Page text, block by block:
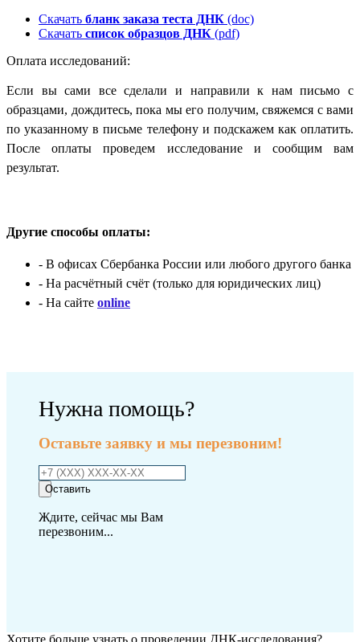
Скачать бланк заказа теста ДНК (doc)
Скачать список образцов ДНК (pdf)
Оплата исследований:
Если вы сами все сделали и направили к нам письмо с
образцами, дождитесь, пока мы его получим, свяжемся с вами
по указанному в письме телефону и подскажем как оплатить.
После оплаты проведем исследование и сообщим вам
результат.
Другие способы оплаты:
- В офисах Сбербанка России или любого другого банка
- На расчётный счёт (только для юридических лиц)
- На сайте online
Нужна помощь?
Оставьте заявку и мы перезвоним!
Оставить
Ждите, сейчас мы Вам
перезвоним...
Хотите больше узнать о проведении ДНК-исследования?